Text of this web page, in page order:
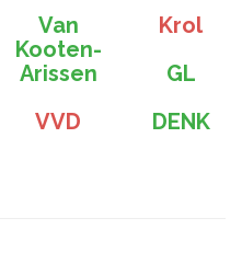
Van
Kooten-
Arissen
Krol
GL
VVD
DENK